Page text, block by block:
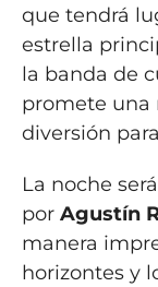
que tendrá
estrella
la banda de
promete una
diversión
La noche
por Agustín
manera
horizontes y